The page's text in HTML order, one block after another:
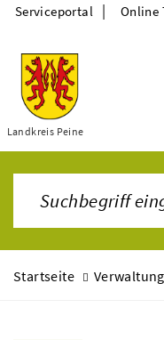
Themen
Landkreis Peine
Serviceportal | Online
Startseite Verwaltung